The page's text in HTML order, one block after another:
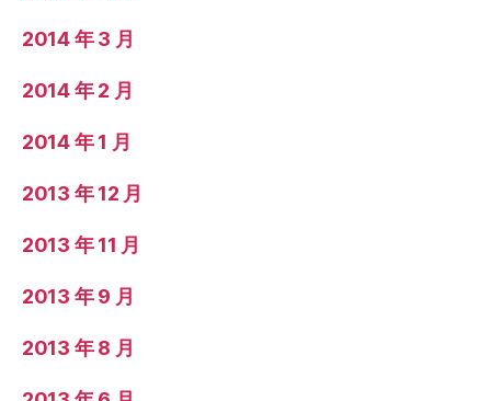
2014 年 3 月
2014 年 2 月
2014 年 1 月
2013 年 12 月
2013 年 11 月
2013 年 9 月
2013 年 8 月